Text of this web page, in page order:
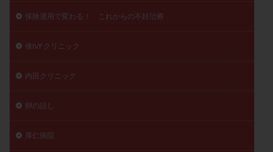
保険適用で変わる！ これからの不妊治療
俵IVFクリニック
内田クリニック
卵の話し
厚仁病院